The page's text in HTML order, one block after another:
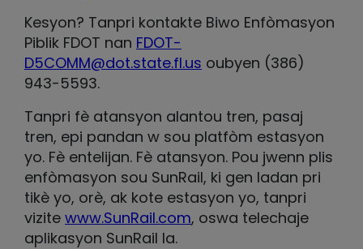
Kesyon? Tanpri kontakte Biwo Enfòmasyon
Piblik FDOT nan FDOT-
D5COMM@dot.state.fl.us oubyen (386)
943-5593.
Tanpri fè atansyon alantou tren, pasaj
tren, epi pandan w sou platfòm estasyon
yo. Fè entelijan. Fè atansyon. Pou jwenn plis
enfòmasyon sou SunRail, ki gen ladan pri
tikè yo, orè, ak kote estasyon yo, tanpri
vizite www.SunRail.com, oswa telechaje
aplikasyon SunRail la.